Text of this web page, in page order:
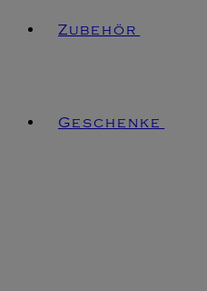
Zubehör
Geschenke